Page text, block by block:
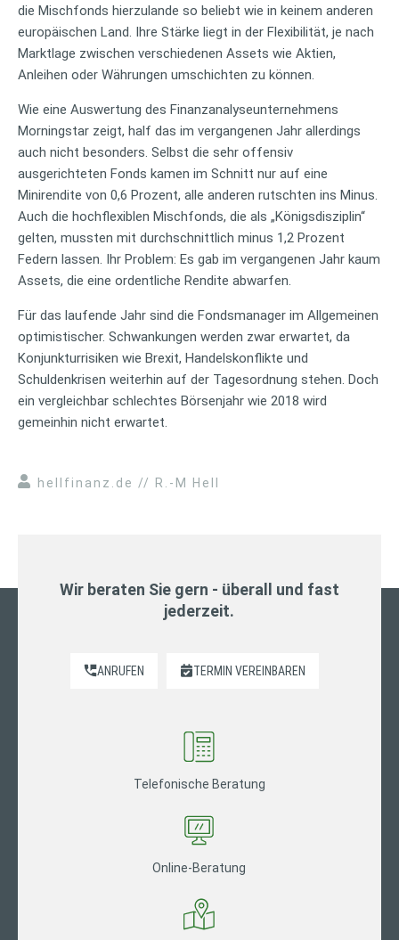
die Mischfonds hierzulande so beliebt wie in keinem anderen
europäischen Land. Ihre Stärke liegt in der Flexibilität, je nach
Marktlage zwischen verschiedenen Assets wie Aktien,
Anleihen oder Währungen umschichten zu können.
Wie eine Auswertung des Finanzanalyseunternehmens
Morningstar zeigt, half das im vergangenen Jahr allerdings
auch nicht besonders. Selbst die sehr offensiv
ausgerichteten Fonds kamen im Schnitt nur auf eine
Minirendite von 0,6 Prozent, alle anderen rutschten ins Minus.
Auch die hochflexiblen Mischfonds, die als „Königsdisziplin“
gelten, mussten mit durchschnittlich minus 1,2 Prozent
Federn lassen. Ihr Problem: Es gab im vergangenen Jahr kaum
Assets, die eine ordentliche Rendite abwarfen.
Für das laufende Jahr sind die Fondsmanager im Allgemeinen
optimistischer. Schwankungen werden zwar erwartet, da
Konjunkturrisiken wie Brexit, Handelskonflikte und
Schuldenkrisen weiterhin auf der Tagesordnung stehen. Doch
ein vergleichbar schlechtes Börsenjahr wie 2018 wird
gemeinhin nicht erwartet.
hellfinanz.de // R.-M Hell
Wir beraten Sie gern - überall und fast
jederzeit.
ANRUFEN TERMIN VEREINBAREN
Telefonische Beratung
Online-Beratung